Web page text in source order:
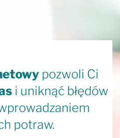
pozwoli Ci
i uniknąć błędów
potraw.